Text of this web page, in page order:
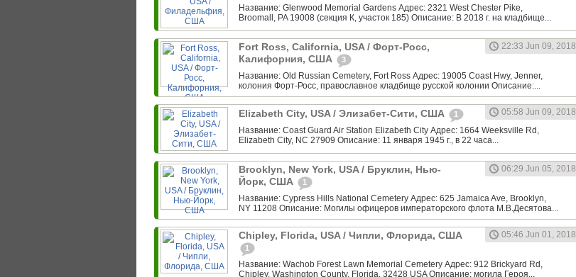
Название: Glenwood Memorial Gardens Адрес: 2321 West Chester Pike,
Broomall, PA 19008 (секция К, участок 185) Описание: В 2018 г. на кладбище...
Fort Ross, California, USA / Форт-Росс,
Калифорния, США
3
22:33 Jun 09, 2018
Название: Old Russian Cemetery, Fort Ross Адрес: 19005 Coast Hwy, Jenner,
колония Форт-Росс, православное кладбище русской колонии Описание:...
Elizabeth City, USA / Элизабет-Сити, США 1
05:58 Jun 09, 2018
Название: Coast Guard Air Station Elizabeth City Адрес: 1664 Weeksville Rd,
Elizabeth City, NC 27909 Описание: 11 января 1945 г., в 22 часа...
Brooklyn, New York, USA / Бруклин, Нью-
Йорк, США
1
06:29 Jun 05, 2018
Название: Cypress Hills National Cemetery Адрес: 625 Jamaica Ave, Brooklyn,
NY 11208 Описание: Могилы офицеров императорского флота М.В.Десятова...
Chipley, Florida, USA / Чипли, Флорида, США
1
05:46 Jun 01, 2018
Название: Wachob Forest Lawn Memorial Cemetery Адрес: 912 Brickyard Rd,
Chipley, Washington County, Florida, 32428 USA Описание: могила Героя...